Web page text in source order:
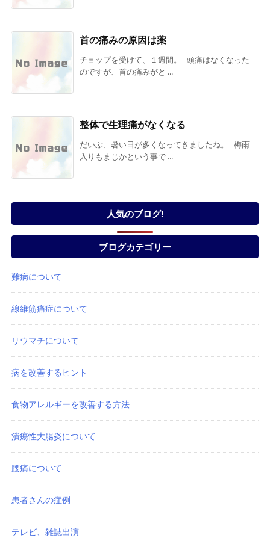
首の痛みの原因は薬
チョップを受けて、１週間。 頭痛はなくなった
のですが、首の痛みがと ...
整体で生理痛がなくなる
だいぶ、暑い日が多くなってきましたね。 梅雨
入りもまじかという事で ...
人気のブログ!
ブログカテゴリー
難病について
線維筋痛症について
リウマチについて
病を改善するヒント
食物アレルギーを改善する方法
潰瘍性大腸炎について
腰痛について
患者さんの症例
テレビ、雑誌出演